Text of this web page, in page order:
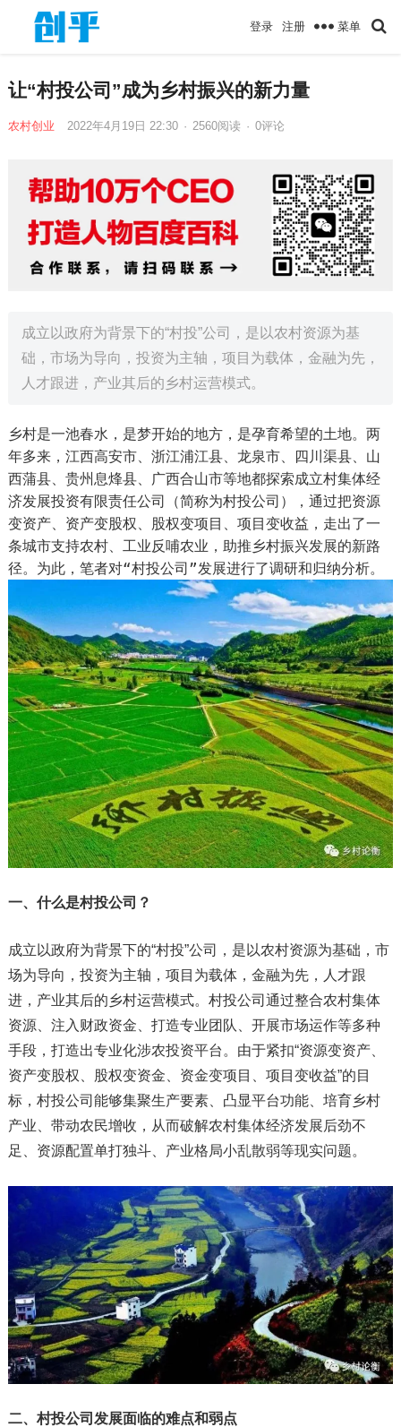
登录 注册 菜单
让“村投公司”成为乡村振兴的新力量
农村创业 2022年4月19日 22:30 · 2560阅读 · 0评论
成立以政府为背景下的“村投”公司，是以农村资源为基
础，市场为导向，投资为主轴，项目为载体，金融为先，
人才跟进，产业其后的乡村运营模式。
乡村是一池春水，是梦开始的地方，是孕育希望的土地。两
年多来，江西高安市、浙江浦江县、龙泉市、四川渠县、山
西蒲县、贵州息烽县、广西合山市等地都探索成立村集体经
济发展投资有限责任公司（简称为村投公司），通过把资源
变资产、资产变股权、股权变项目、项目变收益，走出了一
条城市支持农村、工业反哺农业，助推乡村振兴发展的新路
径。为此，笔者对“村投公司”发展进行了调研和归纳分析。
一、什么是村投公司？
成立以政府为背景下的“村投”公司，是以农村资源为基础，市
场为导向，投资为主轴，项目为载体，金融为先，人才跟
进，产业其后的乡村运营模式。村投公司通过整合农村集体
资源、注入财政资金、打造专业团队、开展市场运作等多种
手段，打造出专业化涉农投资平台。由于紧扣“资源变资产、
资产变股权、股权变资金、资金变项目、项目变收益”的目
标，村投公司能够集聚生产要素、凸显平台功能、培育乡村
产业、带动农民增收，从而破解农村集体经济发展后劲不
足、资源配置单打独斗、产业格局小乱散弱等现实问题。
二、村投公司发展面临的难点和弱点